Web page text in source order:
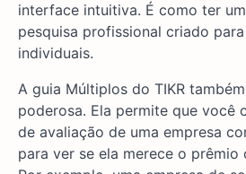
interface intuitiva. É como ter
pesquisa profissional criado
individuais.
A guia Múltiplos do TIKR
poderosa. Ela permite que você
de avaliação de uma empresa
para ver se ela merece o